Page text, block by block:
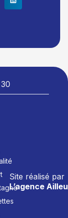
Site réalisé par
L’agence